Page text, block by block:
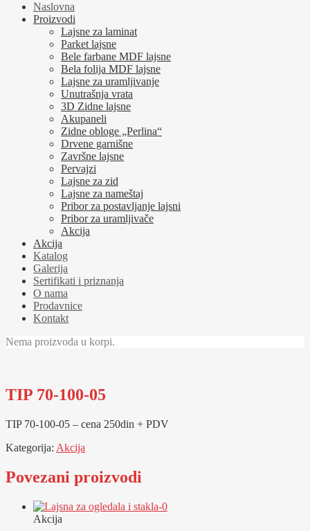
Naslovna
Proizvodi
Lajsne za laminat
Parket lajsne
Bele farbane MDF lajsne
Bela folija MDF lajsne
Lajsne za uramljivanje
Unutrašnja vrata
3D Zidne lajsne
Akupaneli
Zidne obloge „Perlina“
Drvene garnišne
Završne lajsne
Pervajzi
Lajsne za zid
Lajsne za nameštaj
Pribor za postavljanje lajsni
Pribor za uramljivače
Akcija
Akcija
Katalog
Galerija
Sertifikati i priznanja
O nama
Prodavnice
Kontakt
Nema proizvoda u korpi.
TIP 70-100-05
TIP 70-100-05 – cena 250din + PDV
Kategorija: Akcija
Povezani proizvodi
Akcija